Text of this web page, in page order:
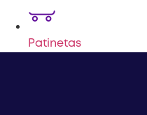
Patinetas